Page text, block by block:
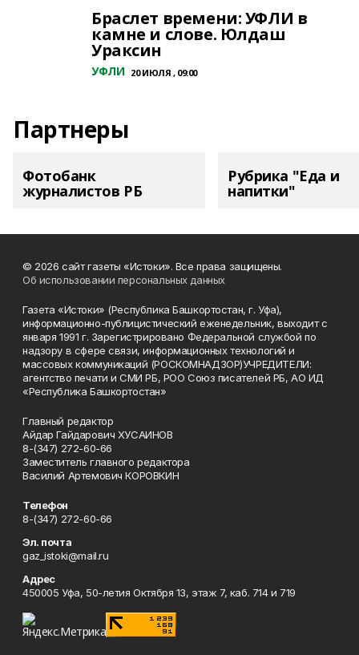
Браслет времени: УФЛИ в
камне и слове. Юлдаш
Ураксин
УФЛИ 20 ИЮЛЯ , 09:00
Партнеры
Фотобанк
журналистов РБ
Рубрика "Еда и
напитки"
© 2026 сайт газеты «Истоки». Все права защищены.
Об использовании персональных данных
Газета «Истоки» (Республика Башкортостан, г. Уфа),
информационно-публицистический еженедельник, выходит с
января 1991 г. Зарегистрировано Федеральной службой по
надзору в сфере связи, информационных технологий и
массовых коммуникаций (РОСКОМНАДЗОР)УЧРЕДИТЕЛИ:
агентство печати и СМИ РБ, РОО Союз писателей РБ, АО ИД
«Республика Башкортостан»
Главный редактор
Айдар Гайдарович ХУСАИНОВ
8-(347) 272-60-66
Заместитель главного редактора
Василий Артемович КОРОВКИН
Телефон
8-(347) 272-60-66
Эл. почта
gaz_istoki@mail.ru
Адрес
450005 Уфа, 50-летия Октября 13, этаж 7, каб. 714 и 719